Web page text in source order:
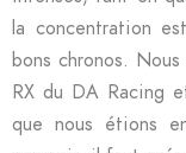
la concentration
bons chronos.
RX du DA Racing
que nous étions